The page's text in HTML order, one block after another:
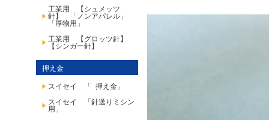
工業用 【シュメッツ
針】 「ノンアパレル」
「厚物用」
工業用 【グロッツ針】
【シンガー針】
押え金
スイセイ 「 押え金」
スイセイ 「針送りミシン
用」